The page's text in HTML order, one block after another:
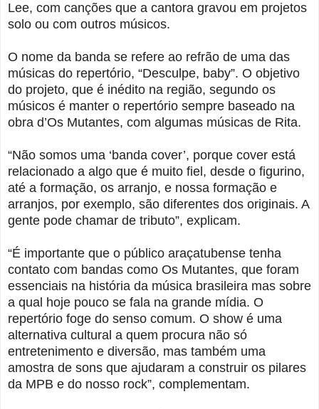
Lee, com canções que a cantora gravou em projetos
solo ou com outros músicos.
O nome da banda se refere ao refrão de uma das
músicas do repertório, “Desculpe, baby”. O objetivo
do projeto, que é inédito na região, segundo os
músicos é manter o repertório sempre baseado na
obra d’Os Mutantes, com algumas músicas de Rita.
“Não somos uma ‘banda cover’, porque cover está
relacionado a algo que é muito fiel, desde o figurino,
até a formação, os arranjo, e nossa formação e
arranjos, por exemplo, são diferentes dos originais. A
gente pode chamar de tributo”, explicam.
“É importante que o público araçatubense tenha
contato com bandas como Os Mutantes, que foram
essenciais na história da música brasileira mas sobre
a qual hoje pouco se fala na grande mídia. O
repertório foge do senso comum. O show é uma
alternativa cultural a quem procura não só
entretenimento e diversão, mas também uma
amostra de sons que ajudaram a construir os pilares
da MPB e do nosso rock”, complementam.